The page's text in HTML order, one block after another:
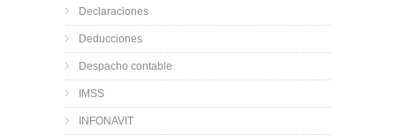
Declaraciones
Deducciones
Despacho contable
IMSS
INFONAVIT